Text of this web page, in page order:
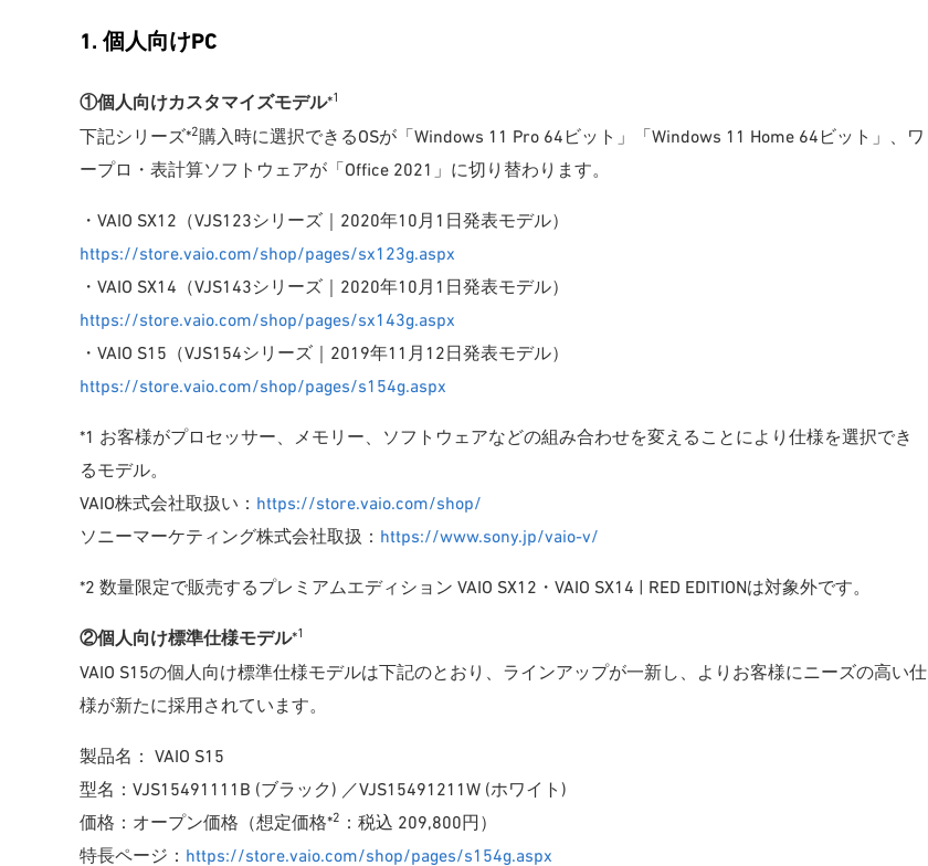
1. 個人向けPC
①個人向けカスタマイズモデル*1
下記シリーズ*2購入時に選択できるOSが「Windows 11 Pro 64ビット」「Windows 11 Home 64ビット」、ワ
ープロ・表計算ソフトウェアが「Office 2021」に切り替わります。
・VAIO SX12（VJS123シリーズ｜2020年10月1日発表モデル）
https://store.vaio.com/shop/pages/sx123g.aspx
・VAIO SX14（VJS143シリーズ｜2020年10月1日発表モデル）
https://store.vaio.com/shop/pages/sx143g.aspx
・VAIO S15（VJS154シリーズ｜2019年11月12日発表モデル）
https://store.vaio.com/shop/pages/s154g.aspx
*1 お客様がプロセッサー、メモリー、ソフトウェアなどの組み合わせを変えることにより仕様を選択でき
るモデル。
VAIO株式会社取扱い： https://store.vaio.com/shop/
ソニーマーケティング株式会社取扱： https://www.sony.jp/vaio-v/
*2 数量限定で販売するプレミアムエディション VAIO SX12・VAIO SX14 | RED EDITIONは対象外です。
②個人向け標準仕様モデル*1
VAIO S15の個人向け標準仕様モデルは下記のとおり、ラインアップが一新し、よりお客様にニーズの高い仕
様が新たに採用されています。
製品名： VAIO S15
型名：VJS15491111B (ブラック) ／VJS15491211W (ホワイト)
価格：オープン価格（想定価格*2 ：税込 209,800円）
特長ページ： https://store.vaio.com/shop/pages/s154g.aspx